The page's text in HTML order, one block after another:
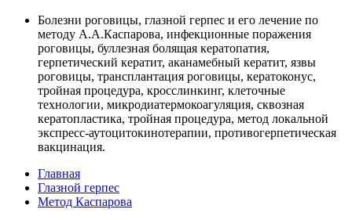
Болезни роговицы, глазной герпес и его лечение по
методу А.А.Каспарова, инфекционные поражения
роговицы, буллезная болящая кератопатия,
герпетический кератит, аканамебный кератит, язвы
роговицы, трансплантация роговицы, кератоконус,
тройная процедура, кросслинкинг, клеточные
технологии, микродиатермокоагуляция, сквозная
кератопластика, тройная процедура, метод локальной
экспресс-аутоцитокинотерапии, противогерпетическая
вакцинация.
Главная
Глазной герпес
Метод Каспарова